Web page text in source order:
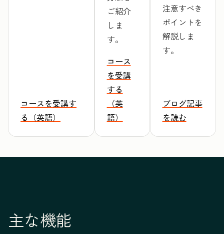
コースを受講す
る（英語）
ご紹介
しま
す。
コース
を受講
する
（英
語）
注意すべき
ポイントを
解説しま
す。
ブログ記事
を読む
主な機能